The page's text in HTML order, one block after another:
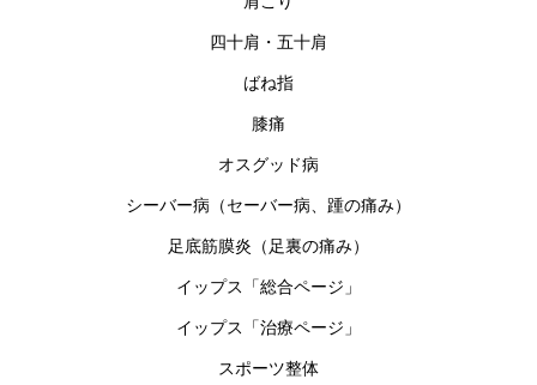
四十肩・五十肩
ばね指
膝痛
オスグッド病
シーバー病（セーバー病、踵の痛み）
足底筋膜炎（足裏の痛み）
イップス「総合ページ」
イップス「治療ページ」
スポーツ整体